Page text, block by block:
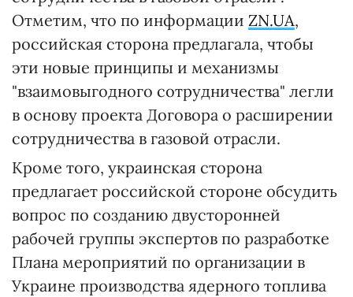
Отметим, что по информации ZN.UA,
российская сторона предлагала, чтобы
эти новые принципы и механизмы
"взаимовыгодного сотрудничества" легли
в основу проекта Договора о расширении
сотрудничества в газовой отрасли.
Кроме того, украинская сторона
предлагает российской стороне обсудить
вопрос по созданию двусторонней
рабочей группы экспертов по разработке
Плана мероприятий по организации в
Украине производства ядерного топлива